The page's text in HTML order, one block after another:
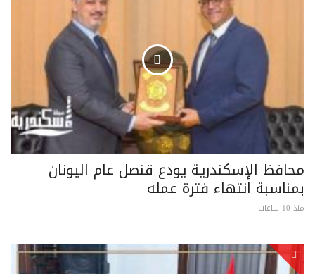
محافظ الإسكندرية يودع قنصل عام اليونان
بمناسبة انتهاء فترة عمله
منذ 10 ساعات